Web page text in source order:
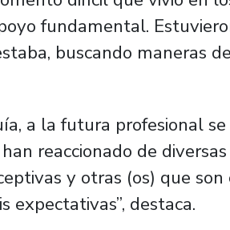
fundamental.
buscando maneras
a la futura profesional
reaccionado de
y otras (os) que son
expectativas”, destaca.